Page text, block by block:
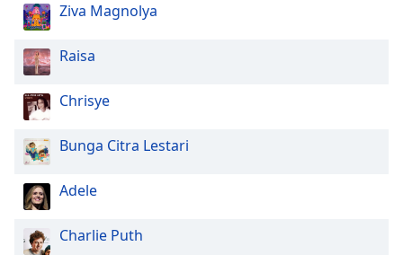
Ziva Magnolya
Raisa
Chrisye
Bunga Citra Lestari
Adele
Charlie Puth